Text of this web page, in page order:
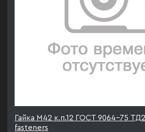
Гайка М42 к.п.12 ГОСТ 9064-75
fasteners